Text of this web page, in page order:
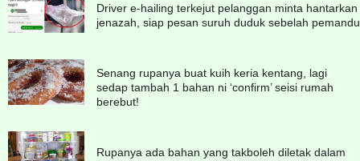
Driver e-hailing terkejut pelanggan minta hantarkan
jenazah, siap pesan suruh duduk sebelah pemandu
Senang rupanya buat kuih keria kentang, lagi
sedap tambah 1 bahan ni ‘confirm’ seisi rumah
berebut!
Rupanya ada bahan yang takboleh diletak dalam